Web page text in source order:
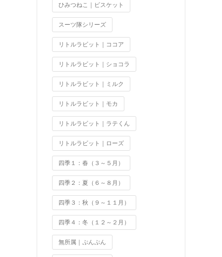
ひみつねこ｜ビスケット
スーツ隊シリーズ
リトルラビット｜ココア
リトルラビット｜ショコラ
リトルラビット｜ミルク
リトルラビット｜モカ
リトルラビット｜ラテくん
リトルラビット｜ローズ
四季１：春（３～５月）
四季２：夏（６～８月）
四季３：秋（９～１１月）
四季４：冬（１２～２月）
無所属｜ぷんぷん